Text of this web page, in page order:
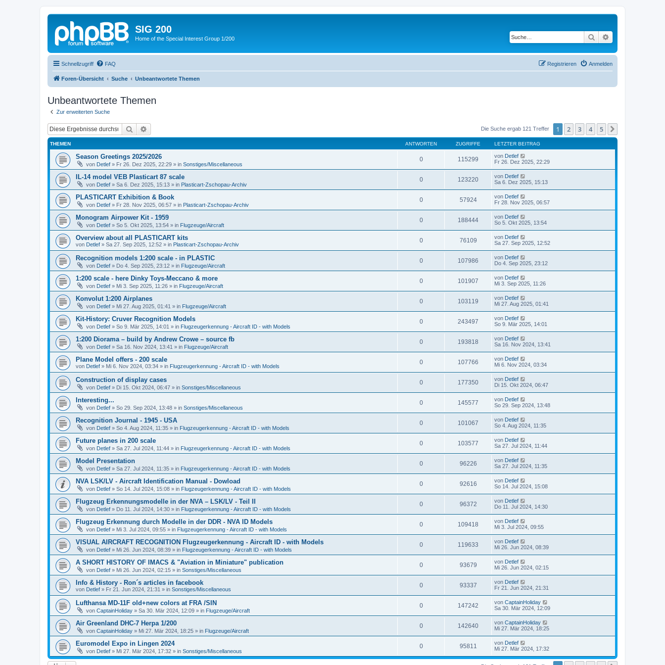
SIG 200
Home of the Special Interest Group 1/200 Suche
Schnellzugriff FAQ Anmelden
Registrieren
Foren-Übersicht Suche Unbeantwortete Themen
Unbeantwortete Themen
Zur erweiterten Suche
Suche Die Suche ergab 121 Treffer 1 2 3 4 5
THEMEN ANTWORTEN ZUGRIFFE LETZTER BEITRAG
Season Greetings 2025/2026
von Detlef » Fr 26. Dez 2025, 22:29 » in Sonstiges/Miscellaneous
0 115299 von Detlef
Fr 26. Dez 2025, 22:29
IL-14 model VEB Plasticart 87 scale
von Detlef » Sa 6. Dez 2025, 15:13 » in Plasticart-Zschopau-Archiv
0 123220 von Detlef
Sa 6. Dez 2025, 15:13
PLASTICART Exhibition & Book
von Detlef » Fr 28. Nov 2025, 06:57 » in Plasticart-Zschopau-Archiv
0 57924 von Detlef
Fr 28. Nov 2025, 06:57
Monogram Airpower Kit - 1959
von Detlef » So 5. Okt 2025, 13:54 » in Flugzeuge/Aircraft
0 188444 von Detlef
So 5. Okt 2025, 13:54
Overview about all PLASTICART kits
von Detlef » Sa 27. Sep 2025, 12:52 » in Plasticart-Zschopau-Archiv
0 76109 von Detlef
Sa 27. Sep 2025, 12:52
Recognition models 1:200 scale - in PLASTIC
von Detlef » Do 4. Sep 2025, 23:12 » in Flugzeuge/Aircraft
0 107986 von Detlef
Do 4. Sep 2025, 23:12
1:200 scale - here Dinky Toys-Meccano & more
von Detlef » Mi 3. Sep 2025, 11:26 » in Flugzeuge/Aircraft
0 101907 von Detlef
Mi 3. Sep 2025, 11:26
Konvolut 1:200 Airplanes
von Detlef » Mi 27. Aug 2025, 01:41 » in Flugzeuge/Aircraft
0 103119 von Detlef
Mi 27. Aug 2025, 01:41
Kit-History: Cruver Recognition Models
von Detlef » So 9. Mär 2025, 14:01 » in Flugzeugerkennung - Aircraft ID - with Models
0 243497 von Detlef
So 9. Mär 2025, 14:01
1:200 Diorama – build by Andrew Crowe – source fb
von Detlef » Sa 16. Nov 2024, 13:41 » in Flugzeuge/Aircraft
0 193818 von Detlef
Sa 16. Nov 2024, 13:41
Plane Model offers - 200 scale
von Detlef » Mi 6. Nov 2024, 03:34 » in Flugzeugerkennung - Aircraft ID - with Models
0 107766 von Detlef
Mi 6. Nov 2024, 03:34
Construction of display cases
von Detlef » Di 15. Okt 2024, 06:47 » in Sonstiges/Miscellaneous
0 177350 von Detlef
Di 15. Okt 2024, 06:47
Interesting...
von Detlef » So 29. Sep 2024, 13:48 » in Sonstiges/Miscellaneous
0 145577 von Detlef
So 29. Sep 2024, 13:48
Recognition Journal - 1945 - USA
von Detlef » So 4. Aug 2024, 11:35 » in Flugzeugerkennung - Aircraft ID - with Models
0 101067 von Detlef
So 4. Aug 2024, 11:35
Future planes in 200 scale
von Detlef » Sa 27. Jul 2024, 11:44 » in Flugzeugerkennung - Aircraft ID - with Models
0 103577 von Detlef
Sa 27. Jul 2024, 11:44
Model Presentation
von Detlef » Sa 27. Jul 2024, 11:35 » in Flugzeugerkennung - Aircraft ID - with Models
0 96226 von Detlef
Sa 27. Jul 2024, 11:35
NVA LSK/LV - Aircraft Identification Manual - Dowload
von Detlef » So 14. Jul 2024, 15:08 » in Flugzeugerkennung - Aircraft ID - with Models
0 92616 von Detlef
So 14. Jul 2024, 15:08
Flugzeug Erkennungsmodelle in der NVA – LSK/LV - Teil II
von Detlef » Do 11. Jul 2024, 14:30 » in Flugzeugerkennung - Aircraft ID - with Models
0 96372 von Detlef
Do 11. Jul 2024, 14:30
Flugzeug Erkennung durch Modelle in der DDR - NVA ID Models
von Detlef » Mi 3. Jul 2024, 09:55 » in Flugzeugerkennung - Aircraft ID - with Models
0 109418 von Detlef
Mi 3. Jul 2024, 09:55
VISUAL AIRCRAFT RECOGNITION Flugzeugerkennung - Aircraft ID - with Models
von Detlef » Mi 26. Jun 2024, 08:39 » in Flugzeugerkennung - Aircraft ID - with Models
0 119633 von Detlef
Mi 26. Jun 2024, 08:39
A SHORT HISTORY OF IMACS & "Aviation in Miniature" publication
von Detlef » Mi 26. Jun 2024, 02:15 » in Sonstiges/Miscellaneous
0 93679 von Detlef
Mi 26. Jun 2024, 02:15
Info & History - Ron´s articles in facebook
von Detlef » Fr 21. Jun 2024, 21:31 » in Sonstiges/Miscellaneous
0 93337 von Detlef
Fr 21. Jun 2024, 21:31
Lufthansa MD-11F old+new colors at FRA /SIN
von CaptainHoliday » Sa 30. Mär 2024, 12:09 » in Flugzeuge/Aircraft
0 147242 von CaptainHoliday
Sa 30. Mär 2024, 12:09
Air Greenland DHC-7 Herpa 1/200
von CaptainHoliday » Mi 27. Mär 2024, 18:25 » in Flugzeuge/Aircraft
0 142640 von CaptainHoliday
Mi 27. Mär 2024, 18:25
Euromodel Expo in Lingen 2024
von Detlef » Mi 27. Mär 2024, 17:32 » in Sonstiges/Miscellaneous
0 95811 von Detlef
Mi 27. Mär 2024, 17:32